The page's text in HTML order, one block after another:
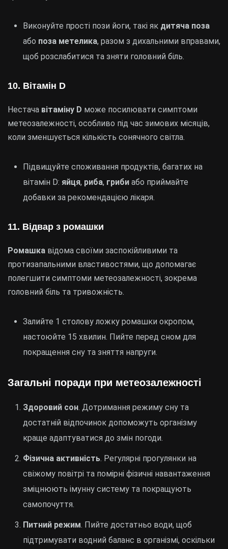
Виконуйте прості пози йоги, такі як дитяча поза
або поза метелика, разом з дихальними вправами,
щоб розслабитися та зняти головний біль.
10. Вітамін D
Нестача вітаміну D може посилювати симптоми
метеозалежності, особливо під час зимових місяців,
коли зменшується кількість сонячного світла.
Підвищуйте споживання продуктів, багатих на
вітамін D: яйця, риба, гриби або приймайте
добавки за рекомендацією лікаря.
11. Відвар з ромашки
Ромашка відома своїми заспокійливими та
протизапальними властивостями, що допомагає
полегшити симптоми метеозалежності, зокрема
головний біль та тривожність.
Залийте 1 столову ложку ромашки окропом,
настоюйте 15 хвилин. Пийте перед сном для
покращення сну та зняття напруги.
Загальні поради при метеозалежності
Здоровий сон. Дотримання режиму сну та
достатній відпочинок допоможуть організму
краще адаптуватися до змін погоди.
Фізична активність. Регулярні прогулянки на
свіжому повітрі та помірні фізичні навантаження
зміцнюють імунну систему та покращують
самопочуття.
Питний режим. Пийте достатньо води, щоб
підтримувати водний баланс в організмі, оскільки